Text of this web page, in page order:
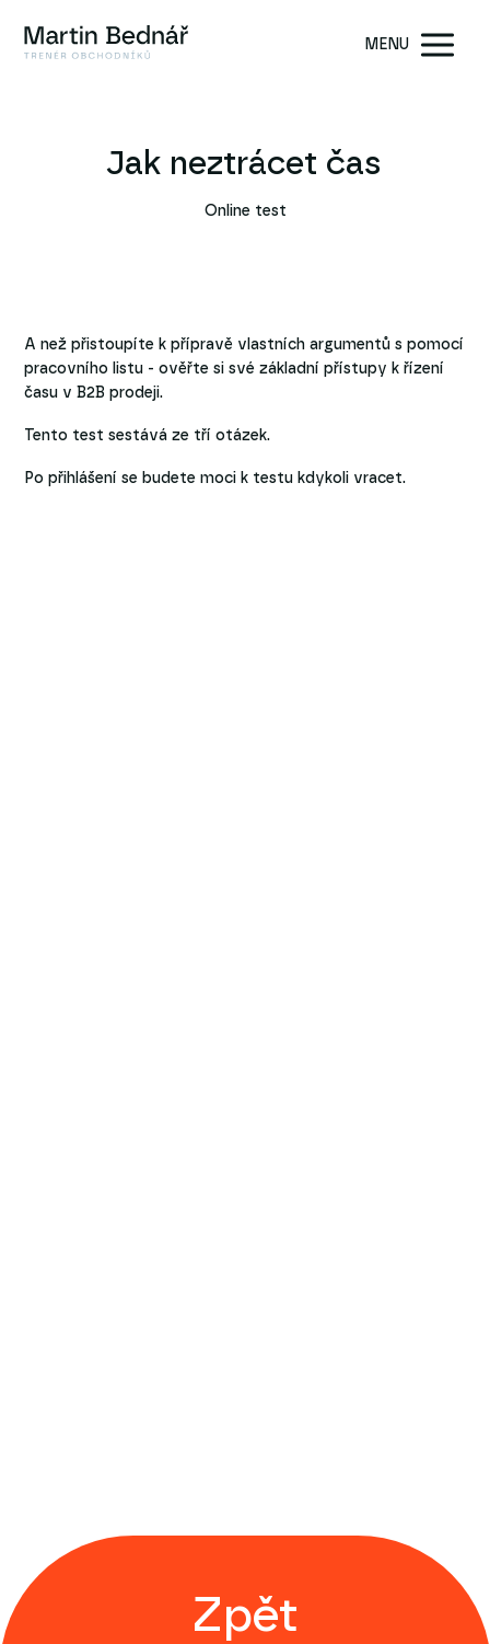
MENU
Jak neztrácet čas
Online test
A než přistoupíte k přípravě vlastních argumentů s pomocí
pracovního listu - ověřte si své základní přístupy k řízení
času v B2B prodeji.
Tento test sestává ze tří otázek.
Po přihlášení se budete moci k testu kdykoli vracet.
Zpět